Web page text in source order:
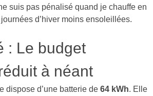
suis pas pénalisé quand je chauffe en
d’hiver moins ensoleillées.
: Le budget
à néant
dispose d’une batterie de 64 kWh. Elle